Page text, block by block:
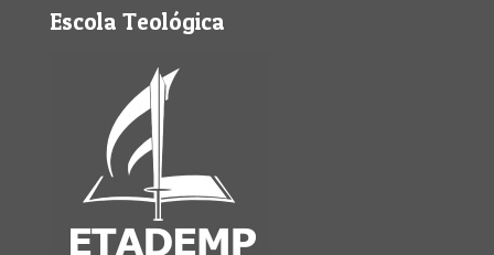
Escola Teológica